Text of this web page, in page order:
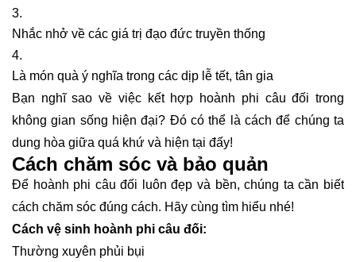
Nhắc nhở về các giá trị đạo đức truyền thống
Là món quà ý nghĩa trong các dịp lễ tết, tân gia
Bạn nghĩ sao về việc kết hợp hoành phi câu đối trong
không gian sống hiện đại? Đó có thể là cách để chúng ta
dung hòa giữa quá khứ và hiện tại đấy!
Cách chăm sóc và bảo quản
Để hoành phi câu đối luôn đẹp và bền, chúng ta cần biết
cách chăm sóc đúng cách. Hãy cùng tìm hiểu nhé!
Cách vệ sinh hoành phi câu đối:
Thường xuyên phủi bụi